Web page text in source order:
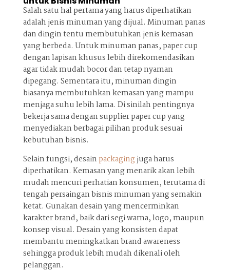
Salah satu hal pertama yang harus diperhatikan
adalah jenis minuman yang dijual. Minuman panas
dan dingin tentu membutuhkan jenis kemasan
yang berbeda. Untuk minuman panas, paper cup
dengan lapisan khusus lebih direkomendasikan
agar tidak mudah bocor dan tetap nyaman
dipegang. Sementara itu, minuman dingin
biasanya membutuhkan kemasan yang mampu
menjaga suhu lebih lama. Di sinilah pentingnya
bekerja sama dengan supplier paper cup yang
menyediakan berbagai pilihan produk sesuai
kebutuhan bisnis.
Selain fungsi, desain packagingjuga harus
diperhatikan. Kemasan yang menarik akan lebih
mudah mencuri perhatian konsumen, terutama di
tengah persaingan bisnis minuman yang semakin
ketat. Gunakan desain yang mencerminkan
karakter brand, baik dari segi warna, logo, maupun
konsep visual. Desain yang konsisten dapat
membantu meningkatkan brand awareness
sehingga produk lebih mudah dikenali oleh
pelanggan.